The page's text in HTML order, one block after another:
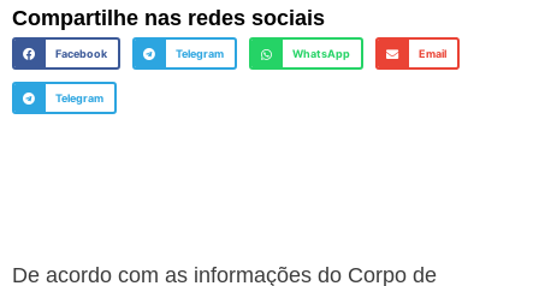
Compartilhe nas redes sociais
Facebook Telegram WhatsApp Email
Telegram
De acordo com as informações do Corpo de